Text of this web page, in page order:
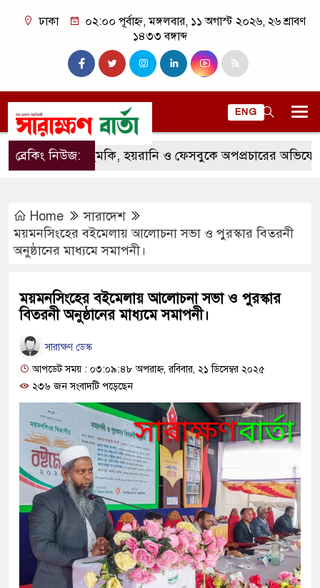
ঢাকা
০২:০০ পূর্বাহ্ন, মঙ্গলবার, ১১ অগাস্ট ২০২৬, ২৬ শ্রাবণ
১৪৩৩ বঙ্গাব্দ
ENG
ব্রেকিং নিউজ:হুমকি, হয়রানি ও ফেসবুকে অপপ্রচারের
Home
সারাদেশ
ময়মনসিংহের বইমেলায় আলোচনা সভা ও পুরস্কার বিতরনী
অনুষ্ঠানের মাধ্যমে সমাপনী।
ময়মনসিংহের বইমেলায় আলোচনা সভা ও পুরস্কার
বিতরনী অনুষ্ঠানের মাধ্যমে সমাপনী।
সারাক্ষণ ডেস্ক
আপডেট সময় : ০৩:০৯:৪৮ অপরাহ্ন, রবিবার, ২১ ডিসেম্বর ২০২৫
২৩৬ জন সংবাদটি পড়েছেন